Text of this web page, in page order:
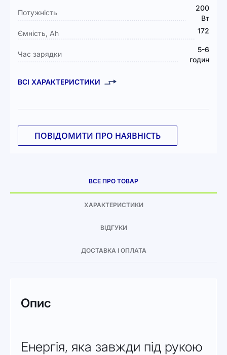
Потужність
200
Вт
Ємність, Ah
172
Час зарядки
5-6
годин
ВСІ ХАРАКТЕРИСТИКИ
ПОВІДОМИТИ ПРО НАЯВНІСТЬ
ВСЕ ПРО ТОВАР
ХАРАКТЕРИСТИКИ
ВІДГУКИ
ДОСТАВКА І ОПЛАТА
Опис
Енергія, яка завжди під рукою